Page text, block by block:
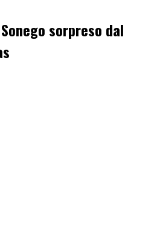
sorpreso dal